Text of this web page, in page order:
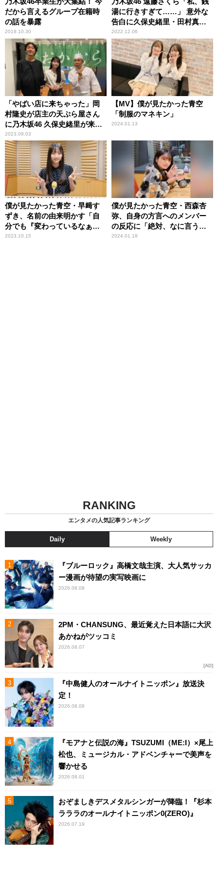
だから言えるグループ在籍時
の話を暴露
2019.10.30
湯に行きすぎて……」 意外な
告白に久保史緒里・田村真佑
もびっくり
2022.12.06
「やばい店に来ちゃった」岡
村隆史が店主の天ぷら屋さん
に乃木坂46 久保史緒里が来
店！？
2023.09.03
【MV】僕が見たかった青空
「制服のマネキン」
2024.01.13
僕が見たかった青空・早﨑す
ずき、名前の由来明かす「自
分でも『変わっているなぁ
～』って」
2023.10.15
僕が見たかった青空・西森杏
弥、自身の方言へのメンバー
の反応に「絶対、なに言うか
わからんやろうなぁ」
2024.01.18
RANKING
エンタメの人気記事ランキング
Daily Weekly
『ブルーロック』高橋文哉主演、大人気サッカ
ー漫画が待望の実写映画に
2026.08.08
2PM・CHANSUNG、最近覚えた日本語に大沢
あかねがツッコミ
2026.08.07
AD
『中島健人のオールナイトニッポン』放送決
定！
2026.08.08
『モアナと伝説の海』TSUZUMI（ME:I）×尾上
松也、ミュージカル・アドベンチャーで美声を
響かせる
2026.08.01
おぞましきデスメタルシンガーが降臨！『杉本
ラララのオールナイトニッポン0(ZERO)』
2026.07.19